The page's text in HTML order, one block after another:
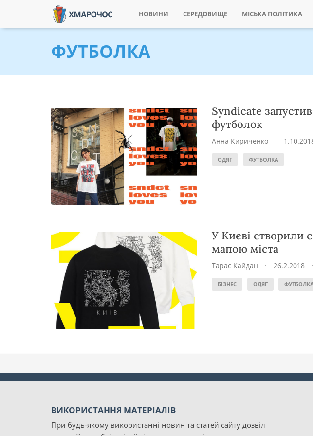
НОВИНИ СЕРЕДОВИЩЕ МІСЬКА ПОЛІТИКА
ФУТБОЛКА
Syndicate
футболок
Анна Кириченко ·
ОДЯГ ФУТБОЛКА
У Києві створили
мапою міста
Тарас Кайдан · 26.2.2018 ·
БІЗНЕС ОДЯГ
ВИКОРИСТАННЯ МАТЕРІАЛІВ
При будь-якому використанні новин та статей сайту дозвіл